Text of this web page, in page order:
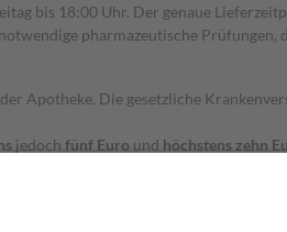
bis 18:00 Uhr. Der genaue
pharmazeutische
Apotheke. Die gesetzliche
jedoch fünf Euro und höchstens zehn